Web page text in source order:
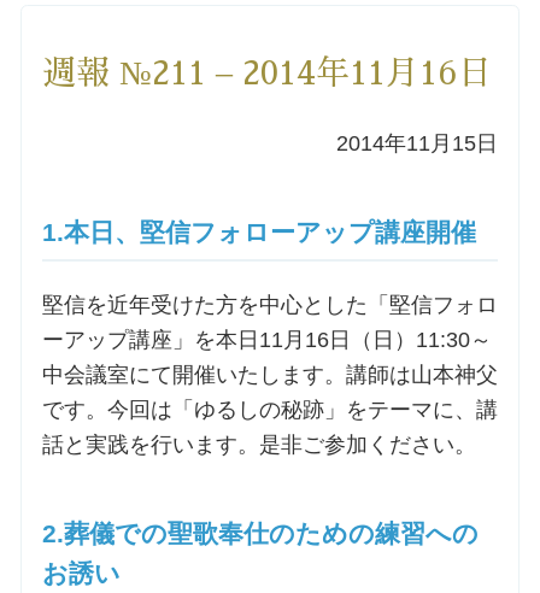
洗礼を希望される方
小池神父の講座
森田神父の講座
シスター中島の講座
オルガンメディテーション
週報 №211 – 2014年11月16日
2014年11月15日
1.本日、堅信フォローアップ講座開催
堅信を近年受けた方を中心とした「堅信フォロ
ーアップ講座」を本日11月16日（日）11:30～
中会議室にて開催いたします。講師は山本神父
です。今回は「ゆるしの秘跡」をテーマに、講
話と実践を行います。是非ご参加ください。
2.葬儀での聖歌奉仕のための練習への
お誘い